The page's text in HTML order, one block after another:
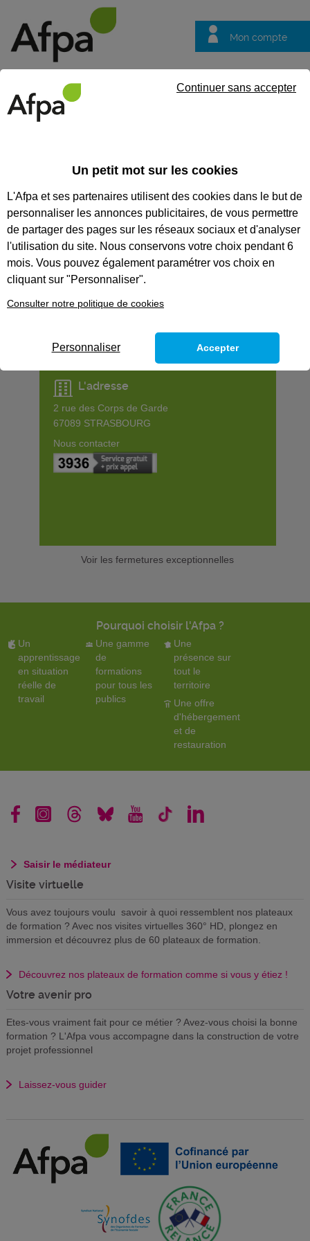
Mon compte
questions
L'adresse
2 rue des Corps de Garde
67089 STRASBOURG
Nous contacter
Voir les fermetures exceptionnelles
Pourquoi choisir l'Afpa ?
Un
apprentissage
en situation
réelle de
travail
Une gamme
de
formations
pour tous les
publics
Une
présence sur
tout le
territoire
Une offre
d'hébergement
et de
restauration
Saisir le médiateur
Visite virtuelle
Vous avez toujours voulu savoir à quoi ressemblent nos plateaux
de formation ? Avec nos visites virtuelles 360° HD, plongez en
immersion et découvrez plus de 60 plateaux de formation.
Découvrez nos plateaux de formation comme si vous y étiez !
Votre avenir pro
Etes-vous vraiment fait pour ce métier ? Avez-vous choisi la bonne
formation ? L'Afpa vous accompagne dans la construction de votre
projet professionnel
Laissez-vous guider
Un petit mot sur les cookies
L'Afpa et ses partenaires utilisent des cookies dans le but de
personnaliser les annonces publicitaires, de vous permettre
de partager des pages sur les réseaux sociaux et d'analyser
l'utilisation du site. Nous conservons votre choix pendant 6
mois. Vous pouvez également paramétrer vos choix en
cliquant sur "Personnaliser".
Consulter notre politique de cookies
Continuer sans accepter
Personnaliser Accepter